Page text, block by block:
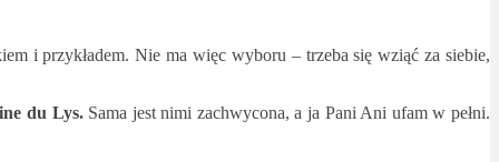
i przykładem. Nie ma więc wyboru – trzeba się wziąć za siebie,
du Lys.Sama jest nimi zachwycona, a ja Pani Ani ufam w pełni.